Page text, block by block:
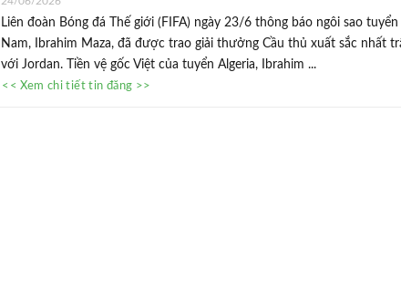
Liên đoàn Bóng đá Thế giới (FIFA) ngày 23/6 thông báo ngôi sao tuyển
Nam, Ibrahim Maza, đã được trao giải thưởng Cầu thủ xuất sắc nhất
với Jordan. Tiền vệ gốc Việt của tuyển Algeria, Ibrahim ...
<< Xem chi tiết tin đăng >>